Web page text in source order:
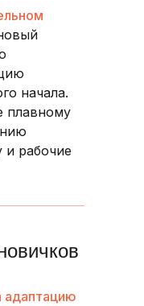
начала.
плавному
и рабочие
адаптацию